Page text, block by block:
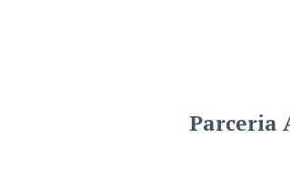
Parceria